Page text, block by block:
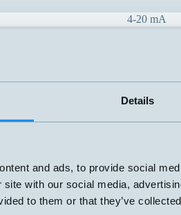
Details
and ads, to provide social
site with our social media,
to them or that they’ve
4-20 mA